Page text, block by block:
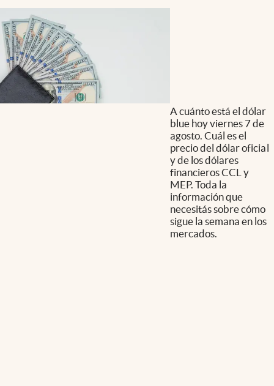
A cuánto está el dólar
blue hoy viernes 7 de
agosto. Cuál es el
precio del dólar oficial
y de los dólares
financieros CCL y
MEP. Toda la
información que
necesitás sobre cómo
sigue la semana en los
mercados.